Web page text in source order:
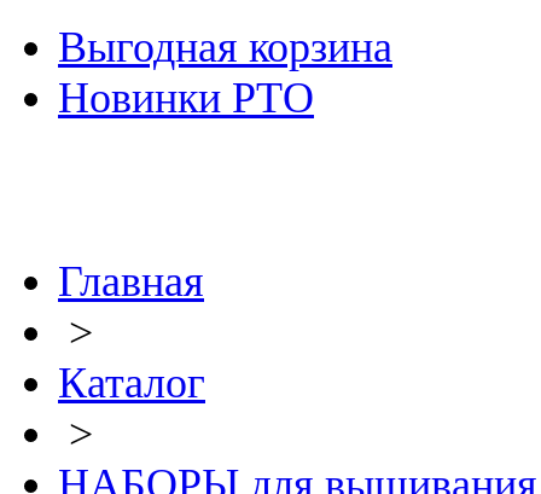
Выгодная корзина
Новинки РТО
Главная
>
Каталог
>
НАБОРЫ для вышивания